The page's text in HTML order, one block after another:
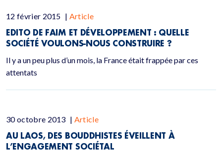
12 février 2015 | Article
EDITO DE FAIM ET DÉVELOPPEMENT : QUELLE
SOCIÉTÉ VOULONS-NOUS CONSTRUIRE ?
Il y a un peu plus d’un mois, la France était frappée par ces
attentats
30 octobre 2013 | Article
AU LAOS, DES BOUDDHISTES ÉVEILLENT À
L’ENGAGEMENT SOCIÉTAL